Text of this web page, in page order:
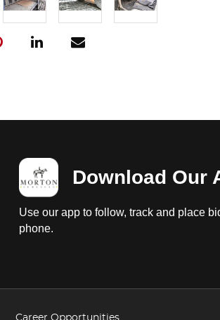
Download Our
Use our app to follow, track and place
phone.
Career Opportunities